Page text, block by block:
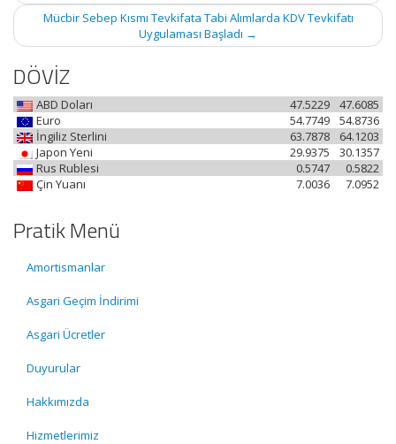
Mücbir Sebep Kısmı Tevkifata Tabi Alımlarda KDV Tevkifatı
Uygulaması Başladı →
DÖVİZ
ABD Doları 47.6085
47.5229
Euro
54.8736
54.7749
İngiliz Sterlini
64.1203
63.7878
Japon Yeni
30.1357
29.9375
Rus Rublesi
0.5822
0.5747
Çin Yuanı
7.0952
7.0036
Pratik Menü
Amortismanlar
Asgari Geçim İndirimi
Asgari Ücretler
Duyurular
Hakkımızda
Hizmetlerimiz